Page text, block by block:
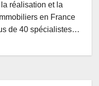
réalisation et la
en France
de 40 spécialistes…